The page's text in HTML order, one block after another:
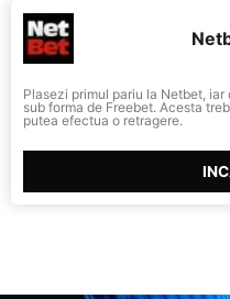
Plasezi primul pariu la Netbet,
sub forma de Freebet. Acesta
putea efectua o retragere.